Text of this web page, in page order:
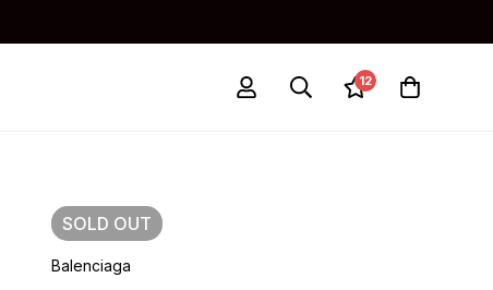
12
SOLD OUT
Balenciaga